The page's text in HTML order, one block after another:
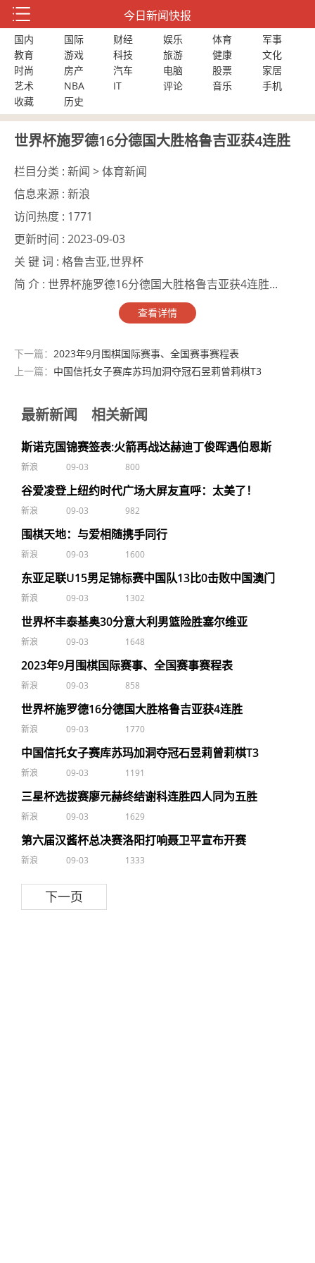
今日新闻快报
国内 国际 财经 娱乐 体育
军事
教育
游戏 科技 旅游 健康
文化
时尚
房产 汽车 电脑 股票
家居
艺术
NBA IT 评论 音乐
手机
收藏
历史
世界杯施罗德16分德国大胜格鲁吉亚获4连胜
栏目分类 : 新闻 > 体育新闻
信息来源 : 新浪
访问热度 : 1771
更新时间 : 2023-09-03
关 键 词 : 格鲁吉亚,世界杯
简 介 : 世界杯施罗德16分德国大胜格鲁吉亚获4连胜...
查看详情
下一篇： 2023年9月围棋国际赛事、全国赛事赛程表
上一篇： 中国信托女子赛库苏玛加洞夺冠石昱莉曾莉棋T3
最新新闻 相关新闻
斯诺克国锦赛签表:火箭再战达赫迪丁俊晖遇伯恩斯
新浪 09-03 800
谷爱凌登上纽约时代广场大屏友直呼：太美了！
新浪 09-03 982
围棋天地：与爱相随携手同行
新浪 09-03 1600
东亚足联U15男足锦标赛中国队13比0击败中国澳门
新浪 09-03 1302
世界杯丰泰基奥30分意大利男篮险胜塞尔维亚
新浪 09-03 1648
2023年9月围棋国际赛事、全国赛事赛程表
新浪 09-03 858
世界杯施罗德16分德国大胜格鲁吉亚获4连胜
新浪 09-03 1770
中国信托女子赛库苏玛加洞夺冠石昱莉曾莉棋T3
新浪 09-03 1191
三星杯选拔赛廖元赫终结谢科连胜四人同为五胜
新浪 09-03 1629
第六届汉酱杯总决赛洛阳打响聂卫平宣布开赛
新浪 09-03 1333
下一页